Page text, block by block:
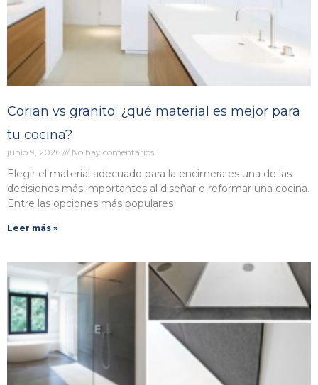
Corian vs granito: ¿qué material es mejor para
tu cocina?
junio 9, 2026 No hay comentarios
Elegir el material adecuado para la encimera es una de las
decisiones más importantes al diseñar o reformar una cocina.
Entre las opciones más populares
Leer más »